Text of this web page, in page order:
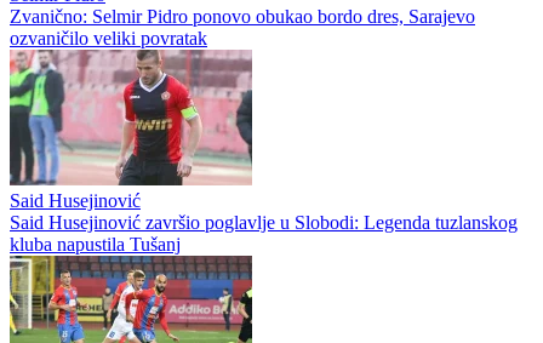
Čelik - Zrinjski 1:3
Zrinjski savladao Čelik u Zenici rezultatom 3:1
Željezničar - BSK 2:1
BSK ispustio Želju